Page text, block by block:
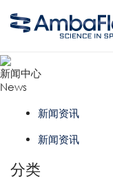
新闻中心
News
新闻资讯
新闻资讯
分类